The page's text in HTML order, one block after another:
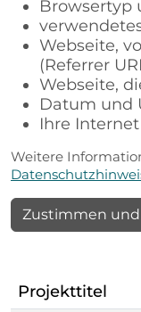
Browsertyp
Webseite,
(Referrer
Webseite,
Datum und
Ihre
Weitere
Zustimmen und
Projekttitel